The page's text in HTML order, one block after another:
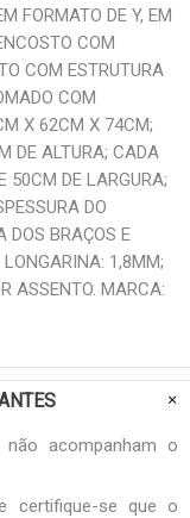
FORMATO DE Y, EM
COM
COM ESTRUTURA
COM
X 62CM X 74CM;
DE ALTURA; CADA
50CM DE LARGURA;
DO
DOS BRAÇOS E
1,8MM;
ASSENTO. MARCA:
acompanham o
certifique-se que o